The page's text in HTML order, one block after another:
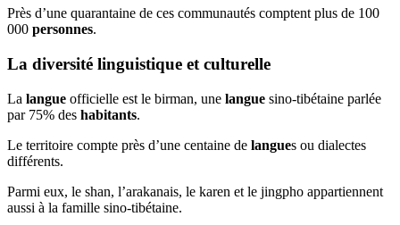
Près d’une quarantaine de ces communautés comptent plus de 100
000 personnes.
La diversité linguistique et culturelle
La langue officielle est le birman, une langue sino-tibétaine parlée
par 75% des habitants.
Le territoire compte près d’une centaine de langues ou dialectes
différents.
Parmi eux, le shan, l’arakanais, le karen et le jingpho appartiennent
aussi à la famille sino-tibétaine.